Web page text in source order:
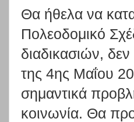
Θα ήθελα να
Πολεοδομικό
διαδικασιών,
της 4ης Μαΐου
σημαντικά
κοινωνία. Θα